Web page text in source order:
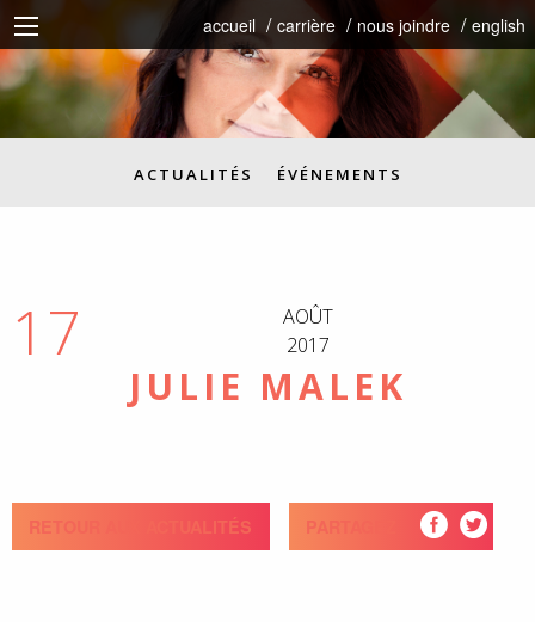
accueil carrière nous joindre english
ACTUALITÉS ÉVÉNEMENTS
17
AOÛT
2017
JULIE MALEK
RETOUR AUX ACTUALITÉS PARTAGEZ